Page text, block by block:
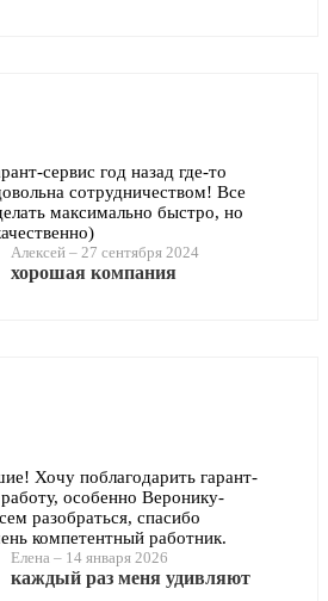
сервис год назад где-то
сотрудничеством! Все
максимально быстро, но
Алексей – 27 сентября 2024
хорошая компания
Хочу поблагодарить гарант-
особенно Веронику-
разобраться, спасибо
компетентный работник.
Елена – 14 января 2026
каждый раз меня удивляют